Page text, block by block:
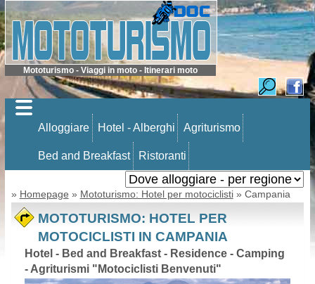
Mototurismo - Viaggi in moto - Itinerari moto
Alloggiare Hotel - Alberghi Agriturismo
Bed and Breakfast Ristoranti
» Homepage » Mototurismo: Hotel per motociclisti» Campania
MOTOTURISMO: HOTEL PER
MOTOCICLISTI IN CAMPANIA
Hotel - Bed and Breakfast - Residence - Camping
- Agriturismi "Motociclisti Benvenuti"